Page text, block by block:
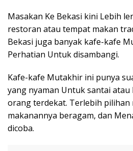
Masakan Ke Bekasi kini Lebih
restoran atau tempat makan
Bekasi juga banyak kafe-kafe
Perhatian Untuk disambangi.
Kafe-kafe Mutakhir ini punya
yang nyaman Untuk santai
orang terdekat. Terlebih pilihan
makanannya beragam, dan
dicoba.